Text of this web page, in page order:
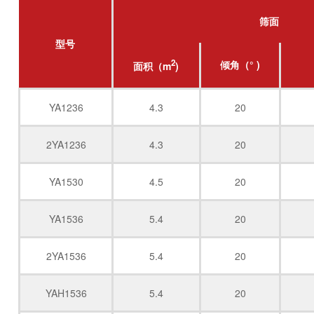
型号
筛面
面积（m2) 倾角（° )
YA1236 4.3 20
2YA1236 4.3 20
YA1530 4.5 20
YA1536 5.4 20
2YA1536 5.4 20
YAH1536 5.4 20